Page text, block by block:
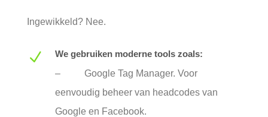
Ingewikkeld? Nee.
N
We gebruiken moderne tools zoals:
– Google Tag Manager. Voor
eenvoudig beheer van headcodes van
Google en Facebook.